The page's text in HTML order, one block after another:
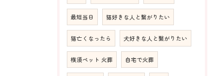
最短当日 猫好きな人と繋がりたい
猫亡くなったら 犬好きな人と繋がりたい
横須ペット 火葬 自宅で火葬